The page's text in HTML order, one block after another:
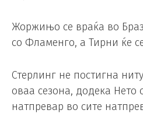
Жоржињо се враќа во
со Фламенго, а Тирни ќе
Стерлинг не постигна
оваа сезона, додека Нето
натпревар во сите